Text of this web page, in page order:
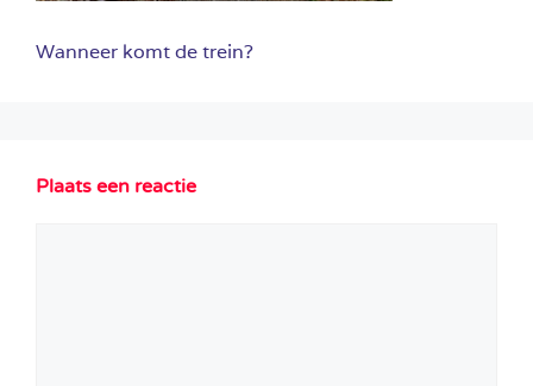
Wanneer komt de trein?
Plaats een reactie